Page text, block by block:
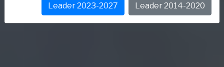
Leader 2023-2027 Leader 2014-2020